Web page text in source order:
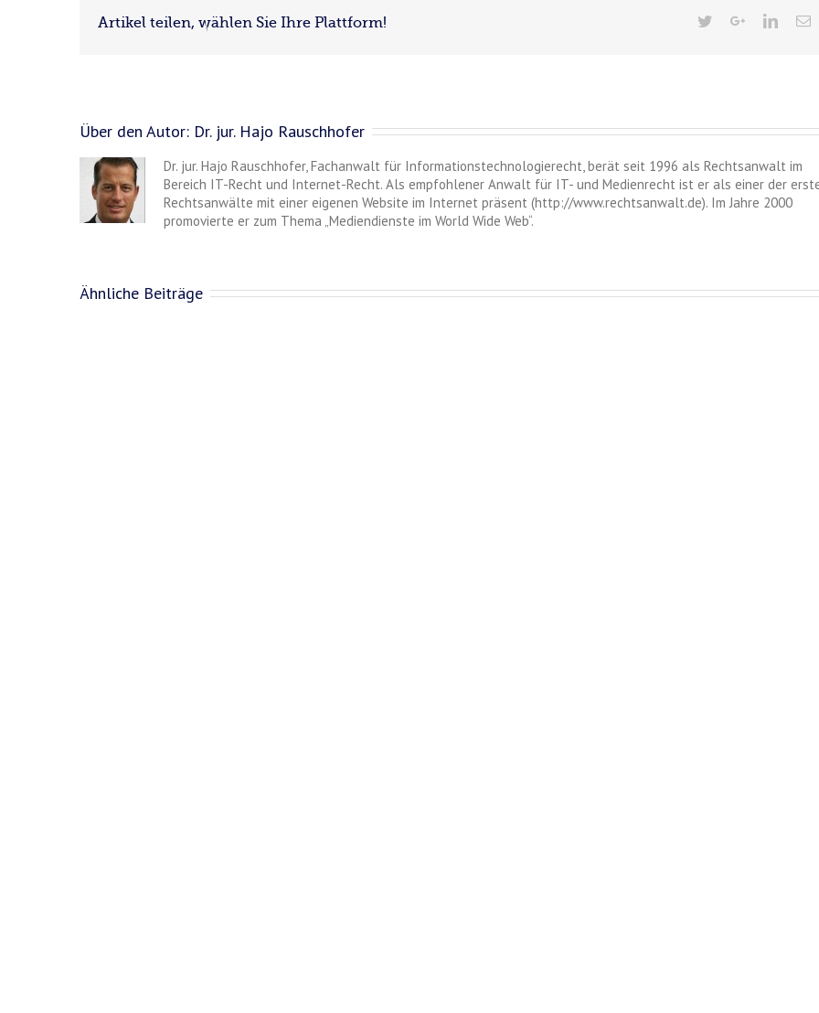
Artikel teilen, wählen Sie Ihre Plattform!
Über den Autor: Dr. jur. Hajo Rauschhofer
Dr. jur. Hajo Rauschhofer, Fachanwalt für Informationstechnologierecht, berät seit 1996 als Rechtsanwalt im
Bereich IT-Recht und Internet-Recht. Als empfohlener Anwalt für IT- und Medienrecht ist er als einer der
Rechtsanwälte mit einer eigenen Website im Internet präsent (http://www.rechtsanwalt.de). Im Jahre 2000
promovierte er zum Thema „Mediendienste im World Wide Web“.
Ähnliche Beiträge